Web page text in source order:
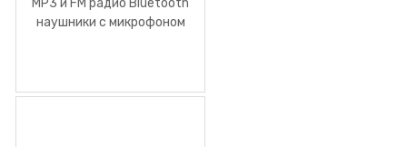
наушники с микрофоном